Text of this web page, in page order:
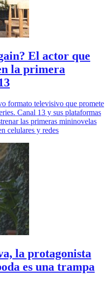
El actor que
la primera
formato televisivo que promete
Canal 13 y sus plataformas
las primeras mininovelas
celulares y redes
la protagonista
es una trampa